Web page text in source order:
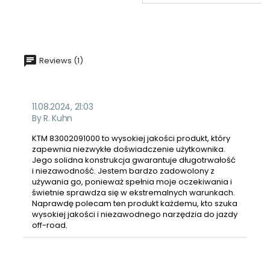
Reviews (1)
11.08.2024, 21:03
By R. Kuhn
KTM 83002091000 to wysokiej jakości produkt, który
zapewnia niezwykłe doświadczenie użytkownika.
Jego solidna konstrukcja gwarantuje długotrwałość
i niezawodność. Jestem bardzo zadowolony z
używania go, ponieważ spełnia moje oczekiwania i
świetnie sprawdza się w ekstremalnych warunkach.
Naprawdę polecam ten produkt każdemu, kto szuka
wysokiej jakości i niezawodnego narzędzia do jazdy
off-road.